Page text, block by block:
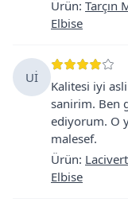
Ürün: Tarçın
Elbise
Uİ
Kalitesi iyi
sanirim. Ben
ediyorum. O
malesef.
Ürün:
Elbise